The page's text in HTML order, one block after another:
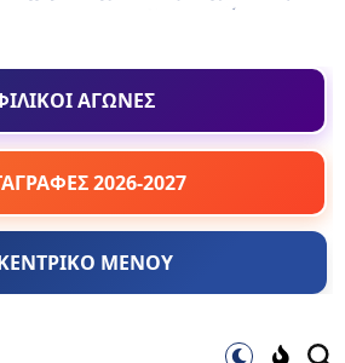
ΑΓΩΝΕΣ
2026-2027
ΜΕΝΟΥ